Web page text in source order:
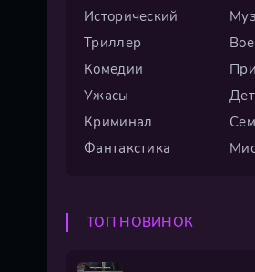
Исторический
Триллер
Комедии
Ужасы
Криминал
Фантакстика
ТОП НОВИНОК